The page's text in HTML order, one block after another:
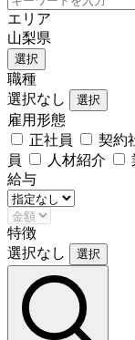
エリア
山梨県
選択
職種
選択なし
選択
雇用形態
正社員
契約
員
人材紹介
給与
特徴
選択なし
選択